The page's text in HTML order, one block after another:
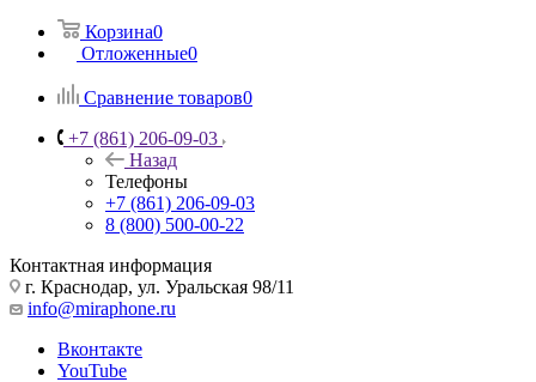
Корзина0
Отложенные0
Сравнение товаров0
+7 (861) 206-09-03
Назад
Телефоны
+7 (861) 206-09-03
8 (800) 500-00-22
Контактная информация
г. Краснодар, ул. Уральская 98/11
info@miraphone.ru
Вконтакте
YouTube